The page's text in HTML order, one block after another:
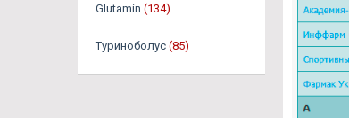
Glutamin (134)
Туриноболус (85)